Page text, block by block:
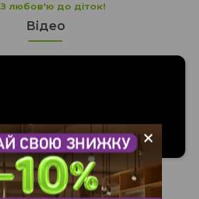
З любов'ю до діток!
Відео
+